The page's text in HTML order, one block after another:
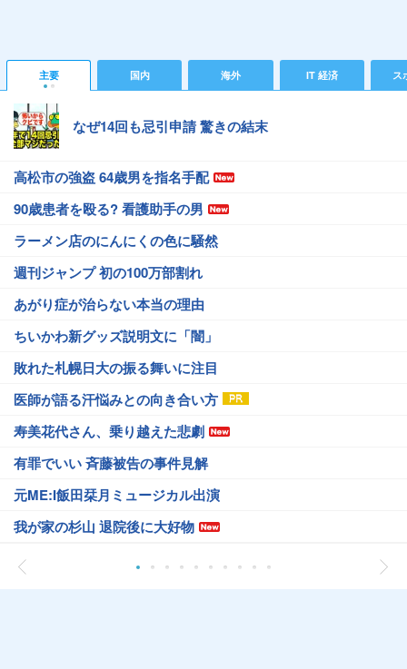
主要 国内 海外 IT 経済 ス
なぜ14回も忌引申請 驚きの結末
高松市の強盗 64歳男を指名手配
90歳患者を殴る? 看護助手の男
ラーメン店のにんにくの色に騒然
週刊ジャンプ 初の100万部割れ
あがり症が治らない本当の理由
ちいかわ新グッズ説明文に「闇」
敗れた札幌日大の振る舞いに注目
医師が語る汗悩みとの向き合い方
寿美花代さん、乗り越えた悲劇
有罪でいい 斉藤被告の事件見解
元ME:I飯田栞月ミュージカル出演
我が家の杉山 退院後に大好物